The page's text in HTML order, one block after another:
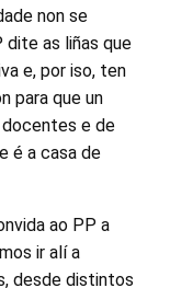
non se
dite as liñas que
e, por iso, ten
para que un
e de
é a casa de
ao PP a
ir alí a
desde distintos